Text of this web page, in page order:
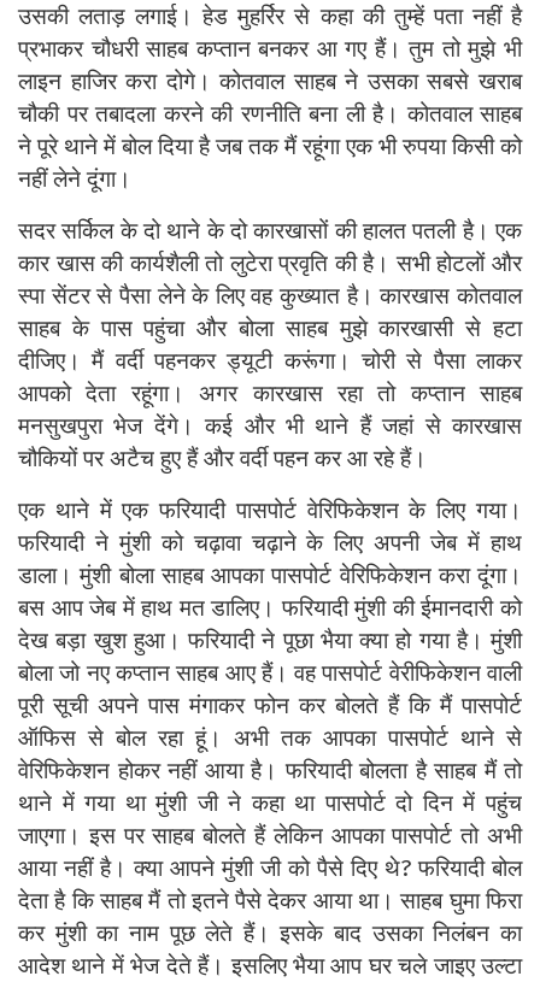
उसकी लताड़ लगाई। हेड मुहर्रिर से कहा की तुम्हें पता नहीं है
प्रभाकर चौधरी साहब कप्तान बनकर आ गए हैं। तुम तो मुझे भी
लाइन हाजिर करा दोगे। कोतवाल साहब ने उसका सबसे खराब
चौकी पर तबादला करने की रणनीति बना ली है। कोतवाल साहब
ने पूरे थाने में बोल दिया है जब तक मैं रहूंगा एक भी रुपया किसी को
नहीं लेने दूंगा।
सदर सर्किल के दो थाने के दो कारखासों की हालत पतली है। एक
कार खास की कार्यशैली तो लुटेरा प्रवृति की है। सभी होटलों और
स्पा सेंटर से पैसा लेने के लिए वह कुख्यात है। कारखास कोतवाल
साहब के पास पहुंचा और बोला साहब मुझे कारखासी से हटा
दीजिए। मैं वर्दी पहनकर ड्यूटी करूंगा। चोरी से पैसा लाकर
आपको देता रहूंगा। अगर कारखास रहा तो कप्तान साहब
मनसुखपुरा भेज देंगे। कई और भी थाने हैं जहां से कारखास
चौकियों पर अटैच हुए हैं और वर्दी पहन कर आ रहे हैं।
एक थाने में एक फरियादी पासपोर्ट वेरिफिकेशन के लिए गया।
फरियादी ने मुंशी को चढ़ावा चढ़ाने के लिए अपनी जेब में हाथ
डाला। मुंशी बोला साहब आपका पासपोर्ट वेरिफिकेशन करा दूंगा।
बस आप जेब में हाथ मत डालिए। फरियादी मुंशी की ईमानदारी को
देख बड़ा खुश हुआ। फरियादी ने पूछा भैया क्या हो गया है। मुंशी
बोला जो नए कप्तान साहब आए हैं। वह पासपोर्ट वेरीफिकेशन वाली
पूरी सूची अपने पास मंगाकर फोन कर बोलते हैं कि मैं पासपोर्ट
ऑफिस से बोल रहा हूं। अभी तक आपका पासपोर्ट थाने से
वेरिफिकेशन होकर नहीं आया है। फरियादी बोलता है साहब मैं तो
थाने में गया था मुंशी जी ने कहा था पासपोर्ट दो दिन में पहुंच
जाएगा। इस पर साहब बोलते हैं लेकिन आपका पासपोर्ट तो अभी
आया नहीं है। क्या आपने मुंशी जी को पैसे दिए थे? फरियादी बोल
देता है कि साहब मैं तो इतने पैसे देकर आया था। साहब घुमा फिरा
कर मुंशी का नाम पूछ लेते हैं। इसके बाद उसका निलंबन का
आदेश थाने में भेज देते हैं। इसलिए भैया आप घर चले जाइए उल्टा